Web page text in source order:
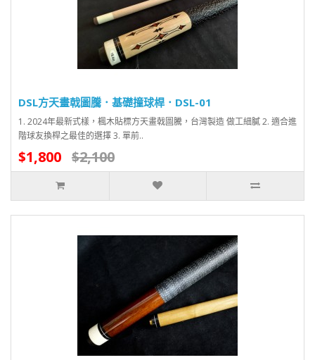
DSL方天畫戟圖騰．基礎撞球桿．DSL-01
1. 2024年最新式樣，楓木貼標方天畫戟圖騰，台灣製造 做工細膩 2. 適合進
階球友換桿之最佳的選擇 3. 單前..
$1,800 $2,100